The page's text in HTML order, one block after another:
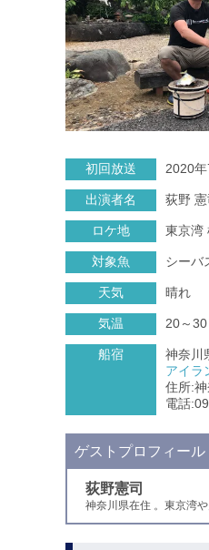
初回放送 2020年
出演者名 荻野 憲
ロケ地 東京湾
対象魚 シーバ
天気 晴れ
気温 20～30
船宿
神奈川
アイラ
住所:
電話
ゲストプロフィール
荻野憲司
神奈川県在住 。東京湾